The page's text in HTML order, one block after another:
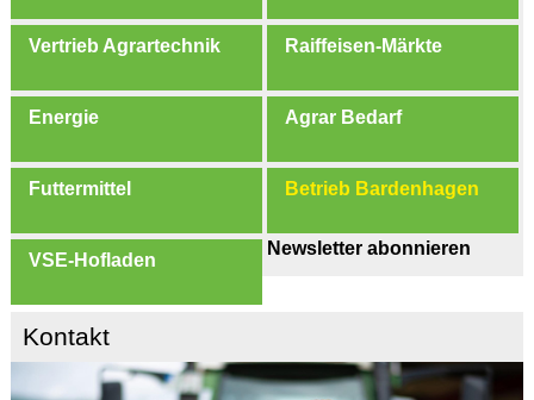
Vertrieb Agrartechnik Raiffeisen-Märkte
Energie Agrar Bedarf
Futtermittel Betrieb Bardenhagen
VSE-Hofladen
Newsletter abonnieren
Kontakt